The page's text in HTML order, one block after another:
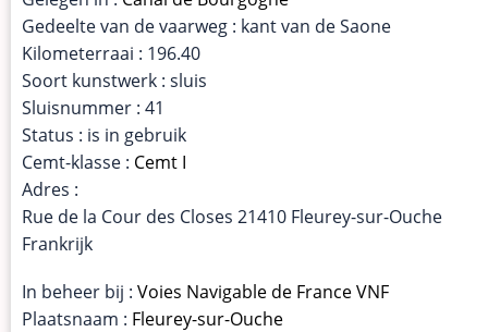
Gedeelte van de vaarweg : kant van de Saone
Kilometerraai : 196.40
Soort kunstwerk : sluis
Sluisnummer : 41
Status : is in gebruik
Cemt-klasse : Cemt I
Adres :
Rue de la Cour des Closes 21410 Fleurey-sur-Ouche
Frankrijk
In beheer bij : Voies Navigable de France VNF
Plaatsnaam : Fleurey-sur-Ouche